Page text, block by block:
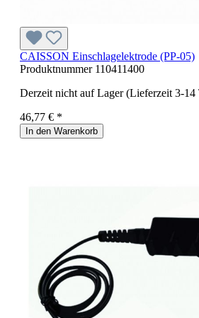
CAISSON Einschlagelektrode (PP-05)
Produktnummer 110411400
Derzeit nicht auf Lager (Lieferzeit 3-14
46,77 € *
In den Warenkorb